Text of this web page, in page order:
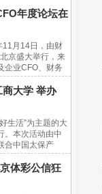
年度论坛在
11月14日，由财
京盛大举行，来
企业CFO、财务
大学 举办
生活”为主题的大
。本次活动由中
合中国太保产
体彩公信狂